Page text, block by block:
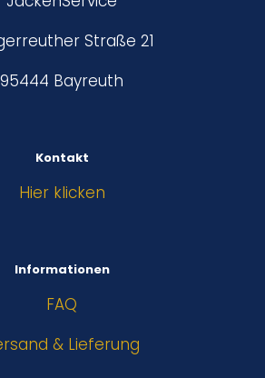
Straße 21
95444 Bayreuth
Kontakt
Hier klicken
Informationen
FAQ
& Lieferung